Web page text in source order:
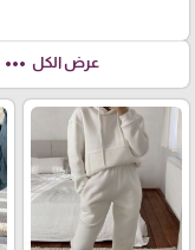
عرض الكل more_horiz